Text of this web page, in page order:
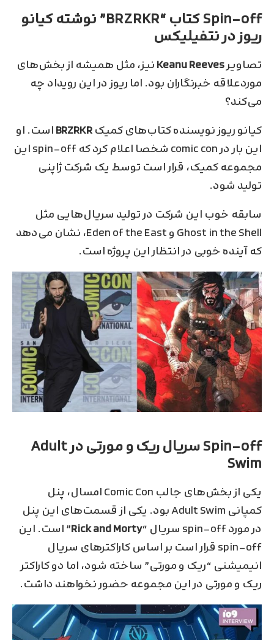
Spin-off
کتاب “BRZRKR” نوشته کیانو
ریوز در نتفیلیکس
تصاویرKeanu Reevesنیز، مثل همیشه از بخش‌های
مورد‌علاقه خبرنگاران بود. اما ریوز در این رویداد چه
می‌کند؟
کیانو ریوز نویسنده کتاب‌های کمیکBRZRKRاست. او
این‌ بار در comic con شخصا اعلام کرد که spin-off این
مجموعه کمیک، قرار است توسط یک شرکت ژاپنی
تولید شود.
سابقه خوب این شرکت در تولید سریال‌هایی مثل
Ghost in the Shell و Eden of the East، نشان می‌دهد
که آینده خوبی در انتظار این پروژه است.
Spin-off سریال ریک و مورتی در Adult
Swim
یکی از بخش‌های جالب Comic Con امسال، پنل
کمپانی Adult Swim بود. یکی از قسمت‌های این پنل
در مورد spin-off سریال “
Rick and Morty” است. این
spin-off قرار است بر اساس کاراکتر‌های سریال
انیمیشنی “ریک و مورتی” ساخته شود، اما دو کاراکتر
ریک و مورتی در این مجموعه حضور نخواهند داشت.